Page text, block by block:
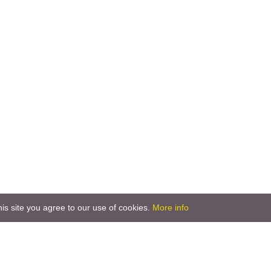
site you agree to our use of cookies. More info